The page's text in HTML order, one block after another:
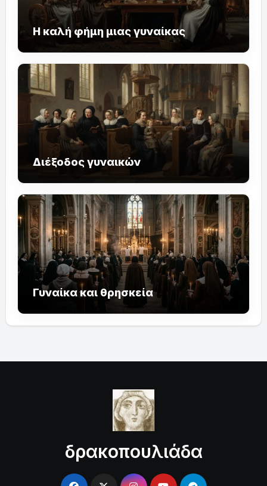
Η καλή φήμη μιας γυναίκας
Διέξοδος γυναικών
Γυναίκα και θρησκεία
δρακοπουλιάδα